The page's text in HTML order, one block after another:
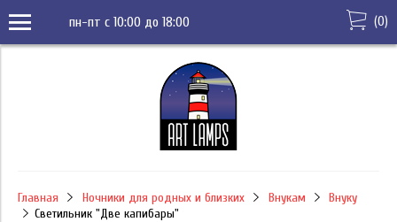
пн-пт с 10:00 до 18:00 (0)
Главная Ночники для родных и близких Внукам
Внуку
Светильник "Две капибары"